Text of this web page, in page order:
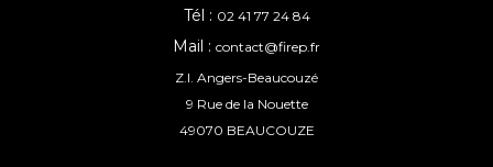
Tél : 02 41 77 24 84
Mail : contact@firep.fr
Z.I. Angers-Beaucouzé
9 Rue de la Nouette
49070 BEAUCOUZE